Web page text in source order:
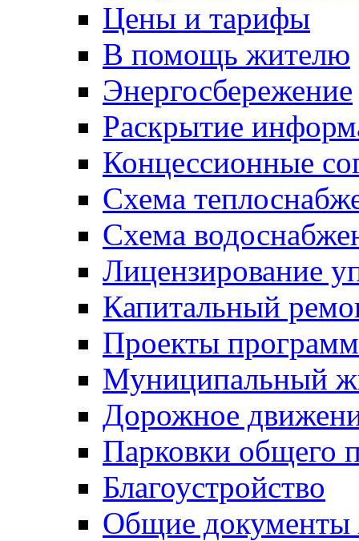
Цены и тарифы
В помощь жителю
Энергосбережение
Раскрытие
Концессионные
Схема
Схема
Лицензирование
Капитальный
Проекты программ
Муниципальный
Дорожное
Парковки общего
Благоустройство
Общие